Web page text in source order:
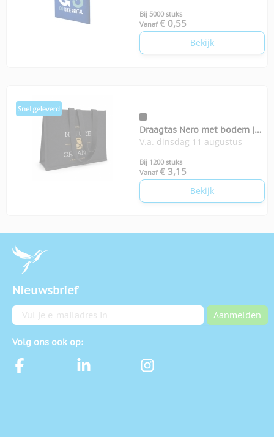
Bij 5000 stuks
Vanaf € 0,55
Bekijk
Draagtas Nero met bodem |
350-grams
V.a. dinsdag 11 augustus
Bij 1200 stuks
Vanaf € 3,15
Bekijk
Nieuwsbrief
E-mailadres Aanmelden
Volg ons ook op: